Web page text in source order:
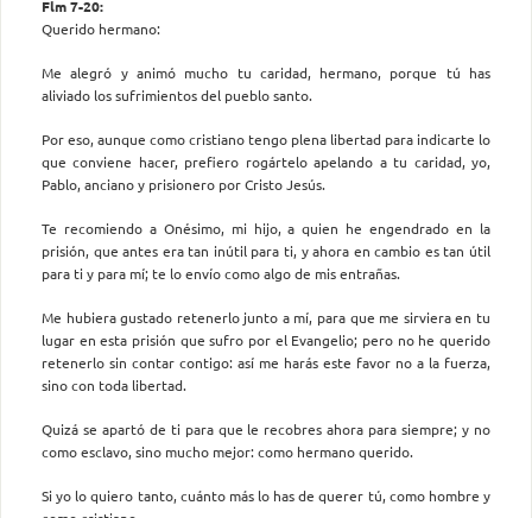
Flm 7-20:
Querido hermano:
Me alegró y animó mucho tu caridad, hermano, porque tú has
aliviado los sufrimientos del pueblo santo.
Por eso, aunque como cristiano tengo plena libertad para indicarte lo
que conviene hacer, prefiero rogártelo apelando a tu caridad, yo,
Pablo, anciano y prisionero por Cristo Jesús.
Te recomiendo a Onésimo, mi hijo, a quien he engendrado en la
prisión, que antes era tan inútil para ti, y ahora en cambio es tan útil
para ti y para mí; te lo envío como algo de mis entrañas.
Me hubiera gustado retenerlo junto a mí, para que me sirviera en tu
lugar en esta prisión que sufro por el Evangelio; pero no he querido
retenerlo sin contar contigo: así me harás este favor no a la fuerza,
sino con toda libertad.
Quizá se apartó de ti para que le recobres ahora para siempre; y no
como esclavo, sino mucho mejor: como hermano querido.
Si yo lo quiero tanto, cuánto más lo has de querer tú, como hombre y